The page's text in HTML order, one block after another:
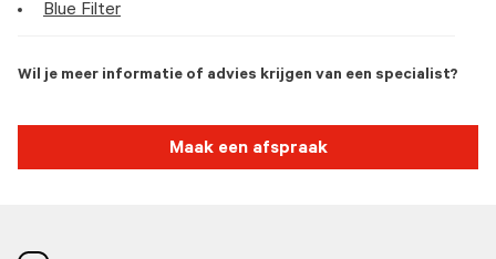
Blue Filter
Wil je meer informatie of advies krijgen van een specialist?
Maak een afspraak